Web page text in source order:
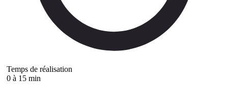
Temps de réalisation
0 à 15 min